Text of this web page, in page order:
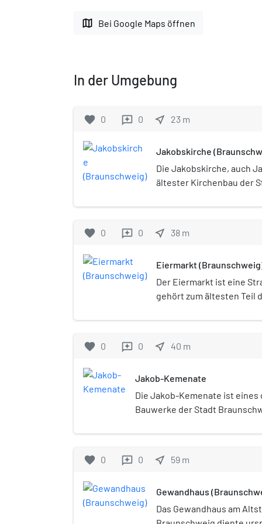
map Bei Google Maps öffnen
In der Umgebung
favorite 0 reviews 0 near_me 23 m
Jakobskirche
Die Jakobskirche, auch
ältester Kirchenbau der
Eiermarkt.
favorite 0 reviews 0 near_me 38 m
Eiermarkt
Der Eiermarkt ist eine
gehört zum ältesten Teil
favorite 0 reviews 0 near_me 40 m
Jakob-Kemenate
Die Jakob-Kemenate ist
Bauwerke der Stadt
Baudenkmal ist heute ein
favorite 0 reviews 0 near_me 59 m
Gewandhaus
Das Gewandhaus am